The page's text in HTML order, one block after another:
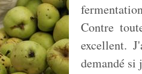
Contre
excellent.
demandé si